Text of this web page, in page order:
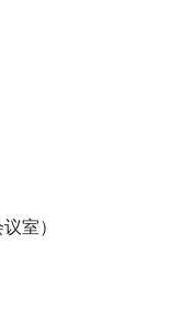
室）